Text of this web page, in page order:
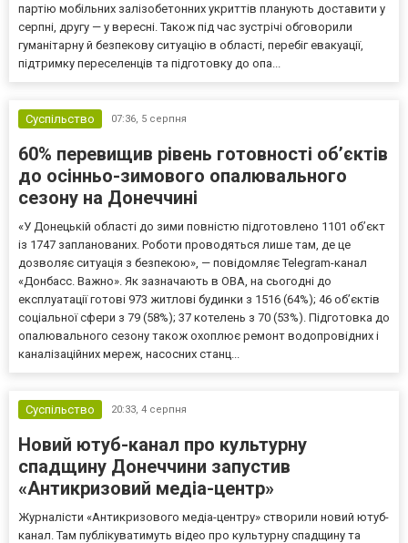
партію мобільних залізобетонних укриттів планують доставити у
серпні, другу — у вересні. Також під час зустрічі обговорили
гуманітарну й безпекову ситуацію в області, перебіг евакуації,
підтримку переселенців та підготовку до опа...
Суспільство 07:36, 5 серпня
60% перевищив рівень готовності об’єктів
до осінньо-зимового опалювального
сезону на Донеччині
«У Донецькій області до зими повністю підготовлено 1101 об’єкт
із 1747 запланованих. Роботи проводяться лише там, де це
дозволяє ситуація з безпекою», — повідомляє Telegram-канал
«Донбасс. Важно». Як зазначають в ОВА, на сьогодні до
експлуатації готові 973 житлові будинки з 1516 (64%); 46 об’єктів
соціальної сфери з 79 (58%); 37 котелень з 70 (53%). Підготовка до
опалювального сезону також охоплює ремонт водопровідних і
каналізаційних мереж, насосних станц...
Суспільство 20:33, 4 серпня
Новий ютуб-канал про культурну
спадщину Донеччини запустив
«Антикризовий медіа-центр»
Журналісти «Антикризового медіа-центру» створили новий ютуб-
канал. Там публікуватимуть відео про культурну спадщину та